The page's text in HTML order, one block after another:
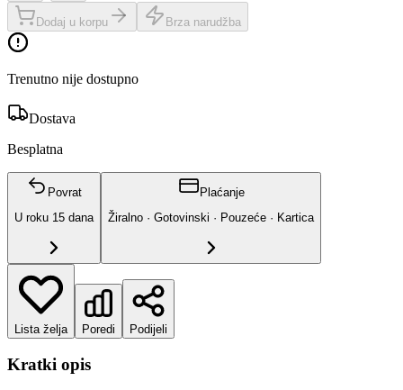
Dodaj u korpu Brza narudžba
Trenutno nije dostupno
Dostava
Besplatna
Povrat
U roku 15 dana
Plaćanje
Žiralno · Gotovinski · Pouzeće · Kartica
Lista želja Poredi Podijeli
Kratki opis